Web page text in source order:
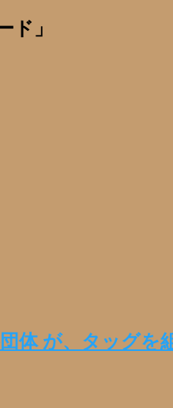
ド」
体 が、タッグを